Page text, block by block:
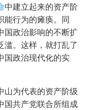
中建立起来的资产阶
能行为的瘫痪。同
国政治影响的不断扩
滥。这样，就打乱了
国政治现代化的实
为代表的资产阶级
国共产党联合所组成